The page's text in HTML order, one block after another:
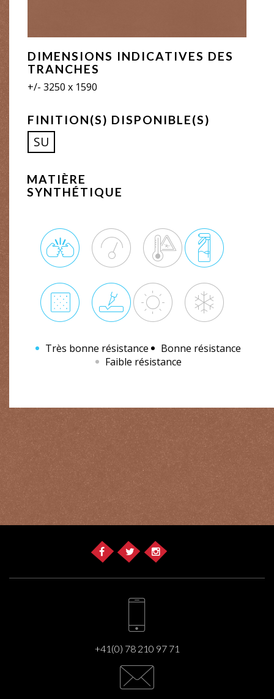
MATIÈRE
SYNTHÉTIQUE
DIMENSIONS INDICATIVES DES
TRANCHES
+/- 3250 x 1590
FINITION(S) DISPONIBLE(S)
SU
Très bonne résistance
Bonne résistance
Faible résistance
+41(0) 78 210 97 71